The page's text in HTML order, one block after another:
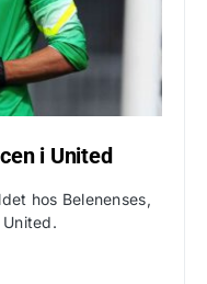
i United
hos Belenenses,